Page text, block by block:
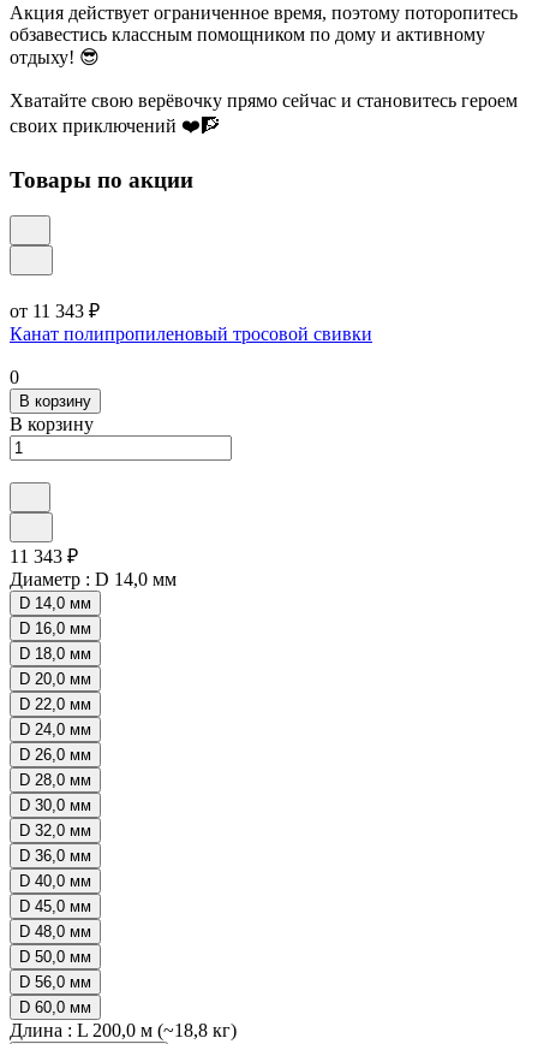
Акция действует ограниченное время, поэтому поторопитесь
обзавестись классным помощником по дому и активному
отдыху! 😎
Хватайте свою верёвочку прямо сейчас и становитесь героем
своих приключений ❤️🧗
Товары по акции
от 11 343 ₽
Канат полипропиленовый тросовой свивки
0
В корзину
В корзину
11 343 ₽
Диаметр : D 14,0 мм
D 14,0 мм
D 16,0 мм
D 18,0 мм
D 20,0 мм
D 22,0 мм
D 24,0 мм
D 26,0 мм
D 28,0 мм
D 30,0 мм
D 32,0 мм
D 36,0 мм
D 40,0 мм
D 45,0 мм
D 48,0 мм
D 50,0 мм
D 56,0 мм
D 60,0 мм
Длина : L 200,0 м (~18,8 кг)